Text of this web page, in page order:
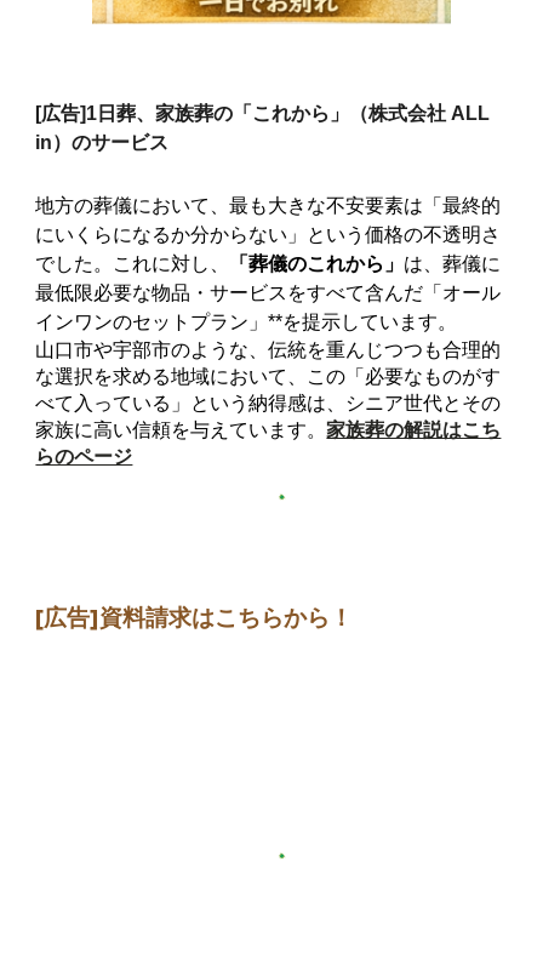
[広告]1日葬、家族葬の「これから」（株式会社 ALL
in）のサービス
地方の葬儀において、最も大きな不安要素は「最終的
にいくらになるか分からない」という価格の不透明さ
でした。これに対し、
「葬儀のこれから」 は、葬儀に
最低限必要な物品・サービスをすべて含んだ「オール
インワンのセットプラン」**を提示しています。
山口市や宇部市のような、伝統を重んじつつも合理的
な選択を求める地域において、この「必要なものがす
べて入っている」という納得感は、シニア世代とその
家族に高い信頼を与えています。家族葬の解説はこち
らのページ
[広告]資料請求はこちらから ！